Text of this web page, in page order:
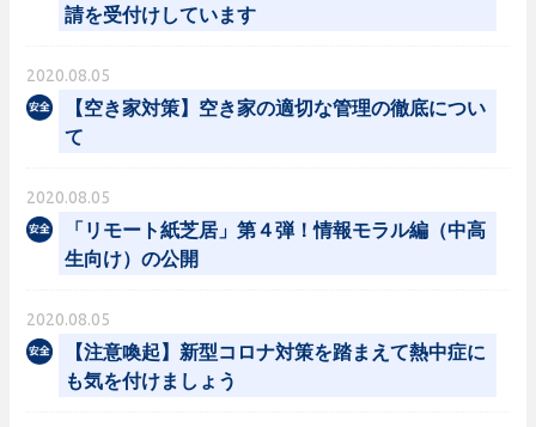
請を受付けしています
2020.08.05
【空き家対策】空き家の適切な管理の徹底につい
て
2020.08.05
「リモート紙芝居」第４弾！情報モラル編（中高
生向け）の公開
2020.08.05
【注意喚起】新型コロナ対策を踏まえて熱中症に
も気を付けましょう